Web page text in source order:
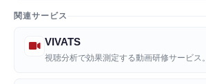
関連サービス
VIVATS
視聴分析で効果測定する動画研修サービス。